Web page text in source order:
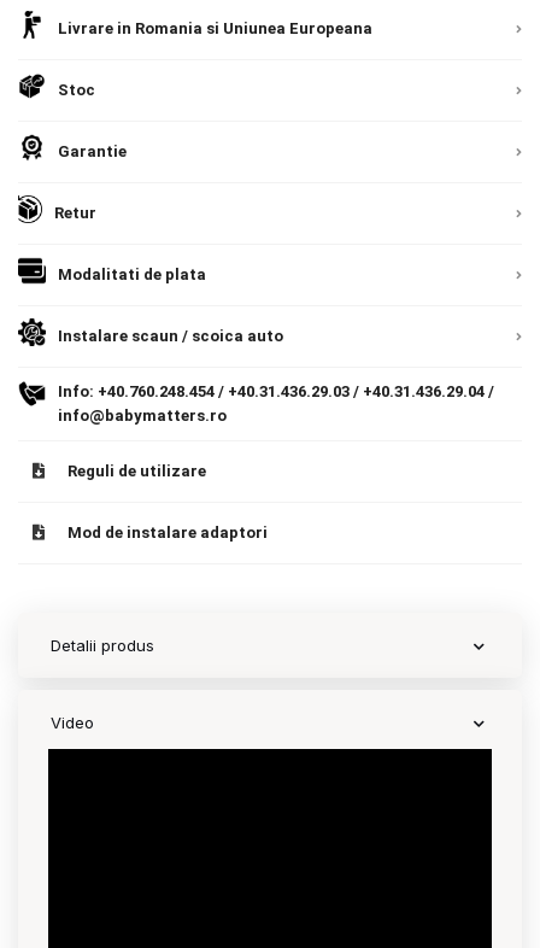
Contact
Livrare in Romania si Uniunea Europeana
Stoc
Garantie
Retur
Modalitati de plata
Instalare scaun / scoica auto
Info: +40.760.248.454 / +40.31.436.29.03 / +40.31.436.29.04 /
info@babymatters.ro
Reguli de utilizare
Mod de instalare adaptori
Detalii produs
Video
Livrare prin curier in Romania si in Uniunea
Romania, direct la client.